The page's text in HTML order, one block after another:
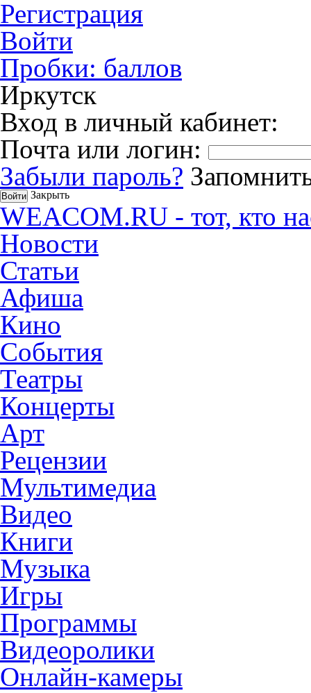
Регистрация
Войти
Пробки: баллов
Иркутск
Вход в личный кабинет:
Почта или логин:
Забыли пароль?
Закрыть
WEACOM.RU - тот, кто
Новости
Статьи
Афиша
Кино
События
Театры
Концерты
Арт
Рецензии
Мультимедиа
Видео
Книги
Музыка
Игры
Программы
Видеоролики
Онлайн-камеры